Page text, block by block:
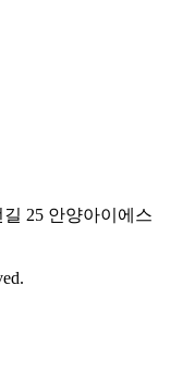
25 안양아이에스